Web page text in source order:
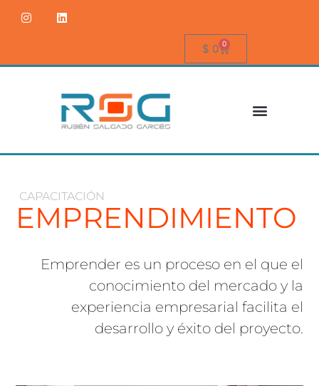
$ 0 0
CAPACITACIÓN
EMPRENDIMIENTO
Emprender es un proceso en el que el
conocimiento del mercado y la
experiencia empresarial facilita el
desarrollo y éxito del proyecto.